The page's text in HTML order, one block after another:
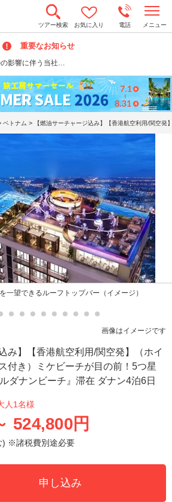
ツアー検索 お気に入り 電話 メニュー
重要なお知らせ
の影響に伴う当社…
o
n
a
v
i
g
a
t
i
n
ベトナム > 【燃油サーチャージ込み】【香港航空利用/関空
一望できるルーフトップバー（イメージ）
画像はイメージです
み】【香港航空利用/関空発】（ホイ
付き）ミケビーチが目の前！5つ星
ダナンビーチ』滞在 ダナン4泊6日
人1名様
524,800円
) ※諸税費別途必要
申し込み